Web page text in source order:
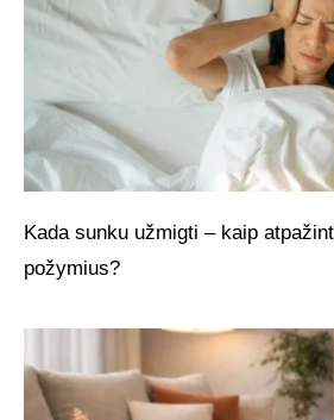
Kada sunku užmigti – kaip
požymius?